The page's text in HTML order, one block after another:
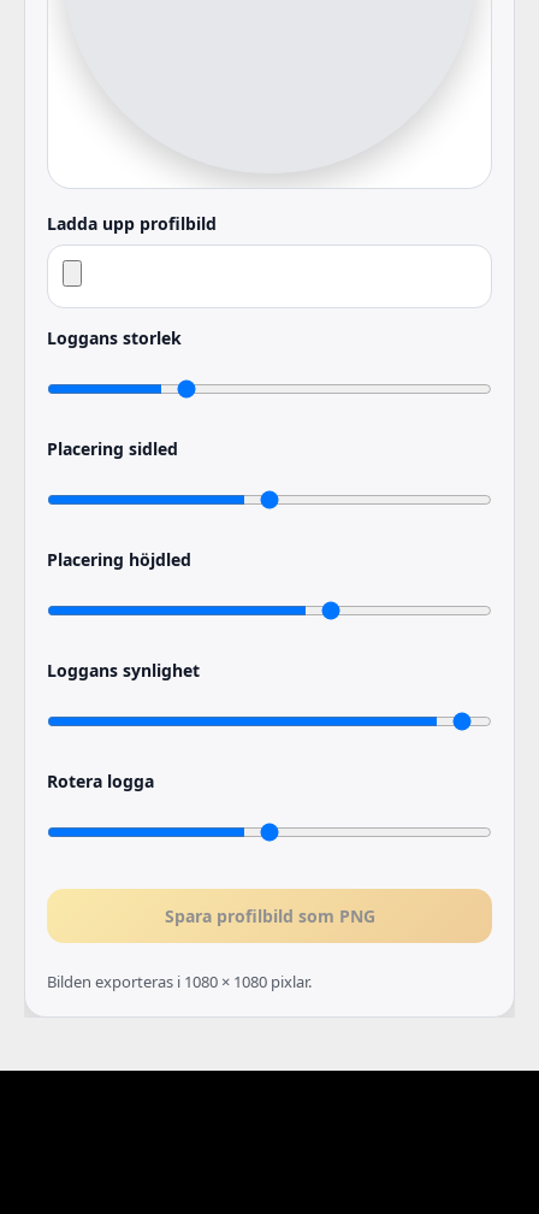
Ladda upp profilbild
Loggans storlek
Placering sidled
Placering höjdled
Loggans synlighet
Rotera logga
Spara profilbild som PNG
Bilden exporteras i 1080 × 1080 pixlar.